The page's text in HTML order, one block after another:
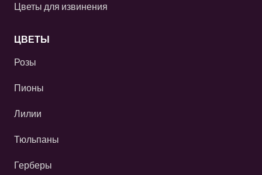
Цветы для извинения
ЦВЕТЫ
Розы
Пионы
Лилии
Тюльпаны
Герберы